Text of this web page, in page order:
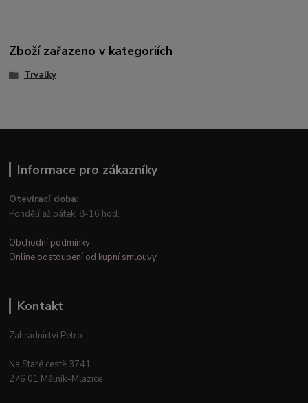
Zboží zařazeno v kategoriích
Trvalky
Informace pro zákazníky
Otevírací doba:
Pondělí až pátek: 8-16 hod.
Obchodní podmínky
Online odstoupení od kupní smlouvy
Kontakt
Zahradnictví Petro
Na Staré cestě 3741
276 01 Mělník–Mlazice